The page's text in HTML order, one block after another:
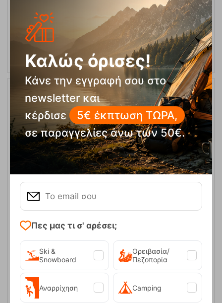
ΑΓΟΡΑ
Climbing socks Y&Y Κάλτσες Αναρρίχησης
Άμεσαδιαθέσιμο
38-40 S
ΕΠΙΛΟΓΕΣ
Καλώς όρισες!
Κάνε την εγγραφή σου στο
newsletter και
κέρδισε
5€ έκπτωση ΤΩΡΑ,
σε παραγγελίες άνω των 50€.
Πες μας τι σ' αρέσει;
Ski &
Snowboard
Ορειβασία/
Πεζοπορία
Αναρρίχηση Camping